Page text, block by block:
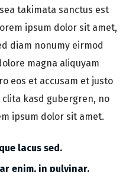
takimata sanctus est
ipsum dolor sit amet,
diam nonumy eirmod
magna aliquyam
eos et accusam et justo
kasd gubergren, no
ipsum dolor sit amet.
lacus sed.
enim, in pulvinar.